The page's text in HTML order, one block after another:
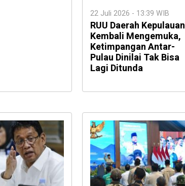
22 Juli 2026 - 13:39 WIB
RUU Daerah Kepulauan
Kembali Mengemuka,
Ketimpangan Antar-
Pulau Dinilai Tak Bisa
Lagi Ditunda